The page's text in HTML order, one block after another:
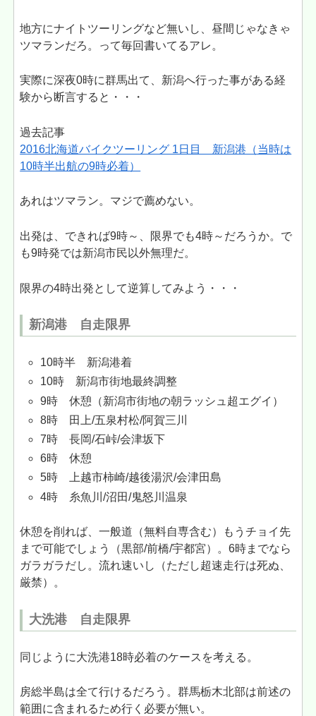
地方にナイトツーリングなど無いし、昼間じゃなきゃ
ツマランだろ。って毎回書いてるアレ。
実際に深夜0時に群馬出て、新潟へ行った事がある経
験から断言すると・・・
過去記事
2016北海道バイクツーリング 1日目 新潟港（当時は
10時半出航の9時必着）
あれはツマラン。マジで薦めない。
出発は、できれば9時～、限界でも4時～だろうか。で
も9時発では新潟市民以外無理だ。
限界の4時出発として逆算してみよう・・・
新潟港 自走限界
10時半 新潟港着
10時 新潟市街地最終調整
9時 休憩（新潟市街地の朝ラッシュ超エグイ）
8時 田上/五泉村松/阿賀三川
7時 長岡/石峠/会津坂下
6時 休憩
5時 上越市柿崎/越後湯沢/会津田島
4時 糸魚川/沼田/鬼怒川温泉
休憩を削れば、一般道（無料自専含む）もうチョイ先
まで可能でしょう（黒部/前橋/宇都宮）。6時までなら
ガラガラだし。流れ速いし（ただし超速走行は死ぬ、
厳禁）。
大洗港 自走限界
同じように大洗港18時必着のケースを考える。
房総半島は全て行けるだろう。群馬栃木北部は前述の
範囲に含まれるため行く必要が無い。